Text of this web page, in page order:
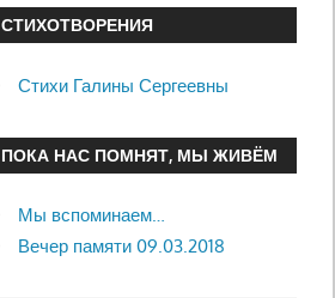
СТИХОТВОРЕНИЯ
Стихи Галины Сергеевны
ПОКА НАС ПОМНЯТ, МЫ ЖИВЁМ
Мы вспоминаем…
Вечер памяти 09.03.2018